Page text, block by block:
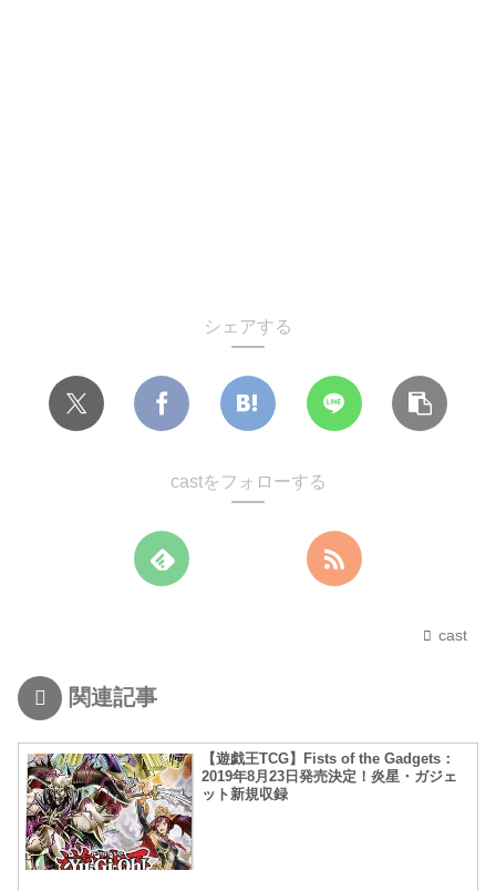
シェアする
castをフォローする
cast
関連記事
【遊戯王TCG】Fists of the Gadgets：
2019年8月23日発売決定！炎星・ガジェ
ット新規収録